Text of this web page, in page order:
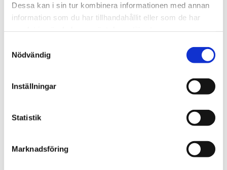
Dessa kan i sin tur kombinera informationen med annan
information som du har tillhandahållit eller som de har
Nödvändig
Inställningar
Statistik
Marknadsföring